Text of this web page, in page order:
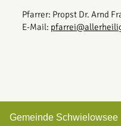
Pfarrer: Propst Dr. Arnd
E-Mail:
Gemeinde Schwielowsee